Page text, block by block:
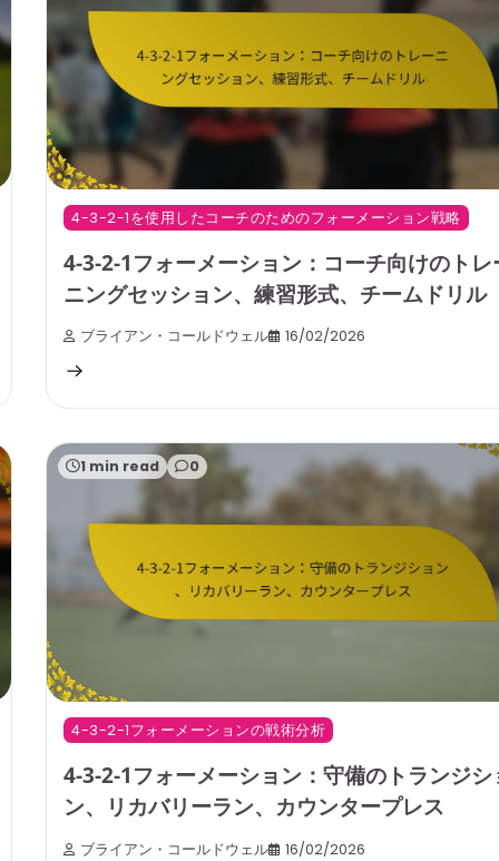
4-3-2-1を使用したコーチのためのフォーメーション戦略
4-3-2-1フォーメーション：コーチ向けのトレ
ニングセッション、練習形式、チームドリル
ブライアン・コールドウェル 16/02/2026
1 min read 0
4-3-2-1フォーメーションの戦術分析
4-3-2-1フォーメーション：守備のトランジシ
ン、リカバリーラン、カウンタープレス
ブライアン・コールドウェル 16/02/2026